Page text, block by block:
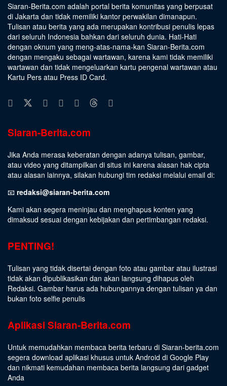
Siaran-Berita.com adalah portal berita komunitas yang berpusat
di Jakarta dan tidak memiliki kantor perwakilan dimanapun.
Tulisan atau berita yang ada merupakan kontribusi penulis lepas
dari seluruh Indonesia bahkan dari seluruh dunia. Hati-Hati
dengan oknum yang meng-atas-nama-kan Siaran-Berita.com
dengan mengaku sebagai wartawan, karena kami tidak memiliki
wartawan dan tidak mengeluarkan kartu pengenal wartawan atau
Kartu Pers atau Press ID Card.
Siaran-Berita.com
Jika Anda merasa keberatan dengan adanya tulisan, gambar,
atau video yang ditampilkan di situs ini karena alasan hak cipta
atau alasan lainnya, silakan hubungi tim redaksi melalui email di:
📧 redaksi@siaran-berita.com
Kami akan segera meninjau dan menghapus konten yang
dimaksud sesuai dengan kebijakan dan pertimbangan redaksi.
PENTING!
Tulisan yang tidak disertai dengan foto atau gambar atau ilustrasi
tidak akan dipublikasikan dan akan langsung dihapus oleh
Redaksi. Gambar harus ada hubungannya dengan tulisan ya dan
bukan foto selfie penulis
Aplikasi Siaran-Berita.com
Untuk memudahkan membaca berita terbaru di Siaran-berita.com
segera download aplikasi khusus untuk Android di Google Play
dan nikmati kemudahan membaca berita langsung dari gadget
Anda